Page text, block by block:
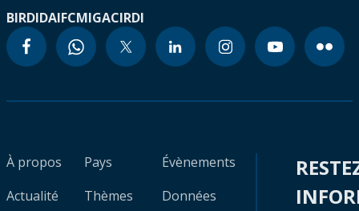
BIRDIDAIFCMIGACIRDI
À propos
Actualité
Pays
Thèmes
Évènements
Données